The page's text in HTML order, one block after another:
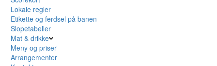
Lokale regler
Etikette og ferdsel på banen
Slopetabeller
Mat & drikke
Meny og priser
Arrangementer